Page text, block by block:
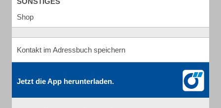
Shop
Kontakt im Adressbuch speichern
Jetzt die App herunterladen.